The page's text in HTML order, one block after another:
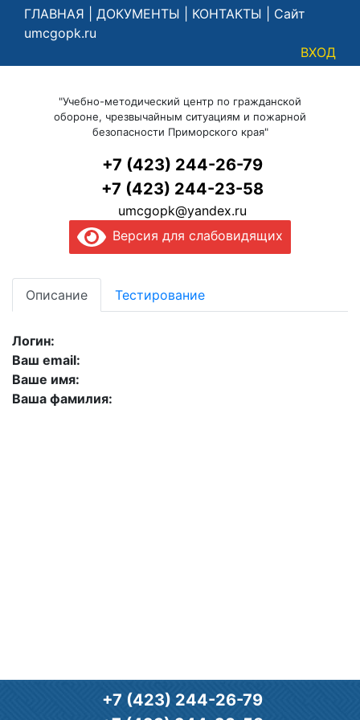
ГЛАВНАЯ ДОКУМЕНТЫ КОНТАКТЫ
Сайт
umcgopk.ru
ВХОД
"Учебно-методический центр по гражданской
обороне, чрезвычайным ситуациям и пожарной
безопасности Приморского края"
+7 (423) 244-26-79
+7 (423) 244-23-58
umcgopk@yandex.ru
Версия для слабовидящих
Описание Тестирование
Логин:
Ваш email:
Ваше имя:
Ваша фамилия:
+7 (423) 244-26-79